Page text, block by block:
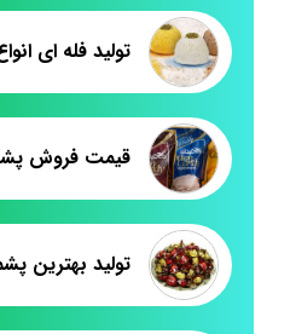
قیمت فروش پشمک
تولید بهترین